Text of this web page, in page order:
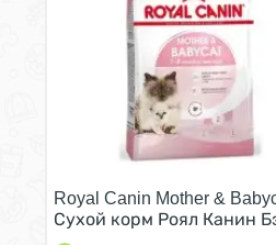
в возрасте от 1 до 4
Royal Canin Mother &
Сухой корм Роял Канин